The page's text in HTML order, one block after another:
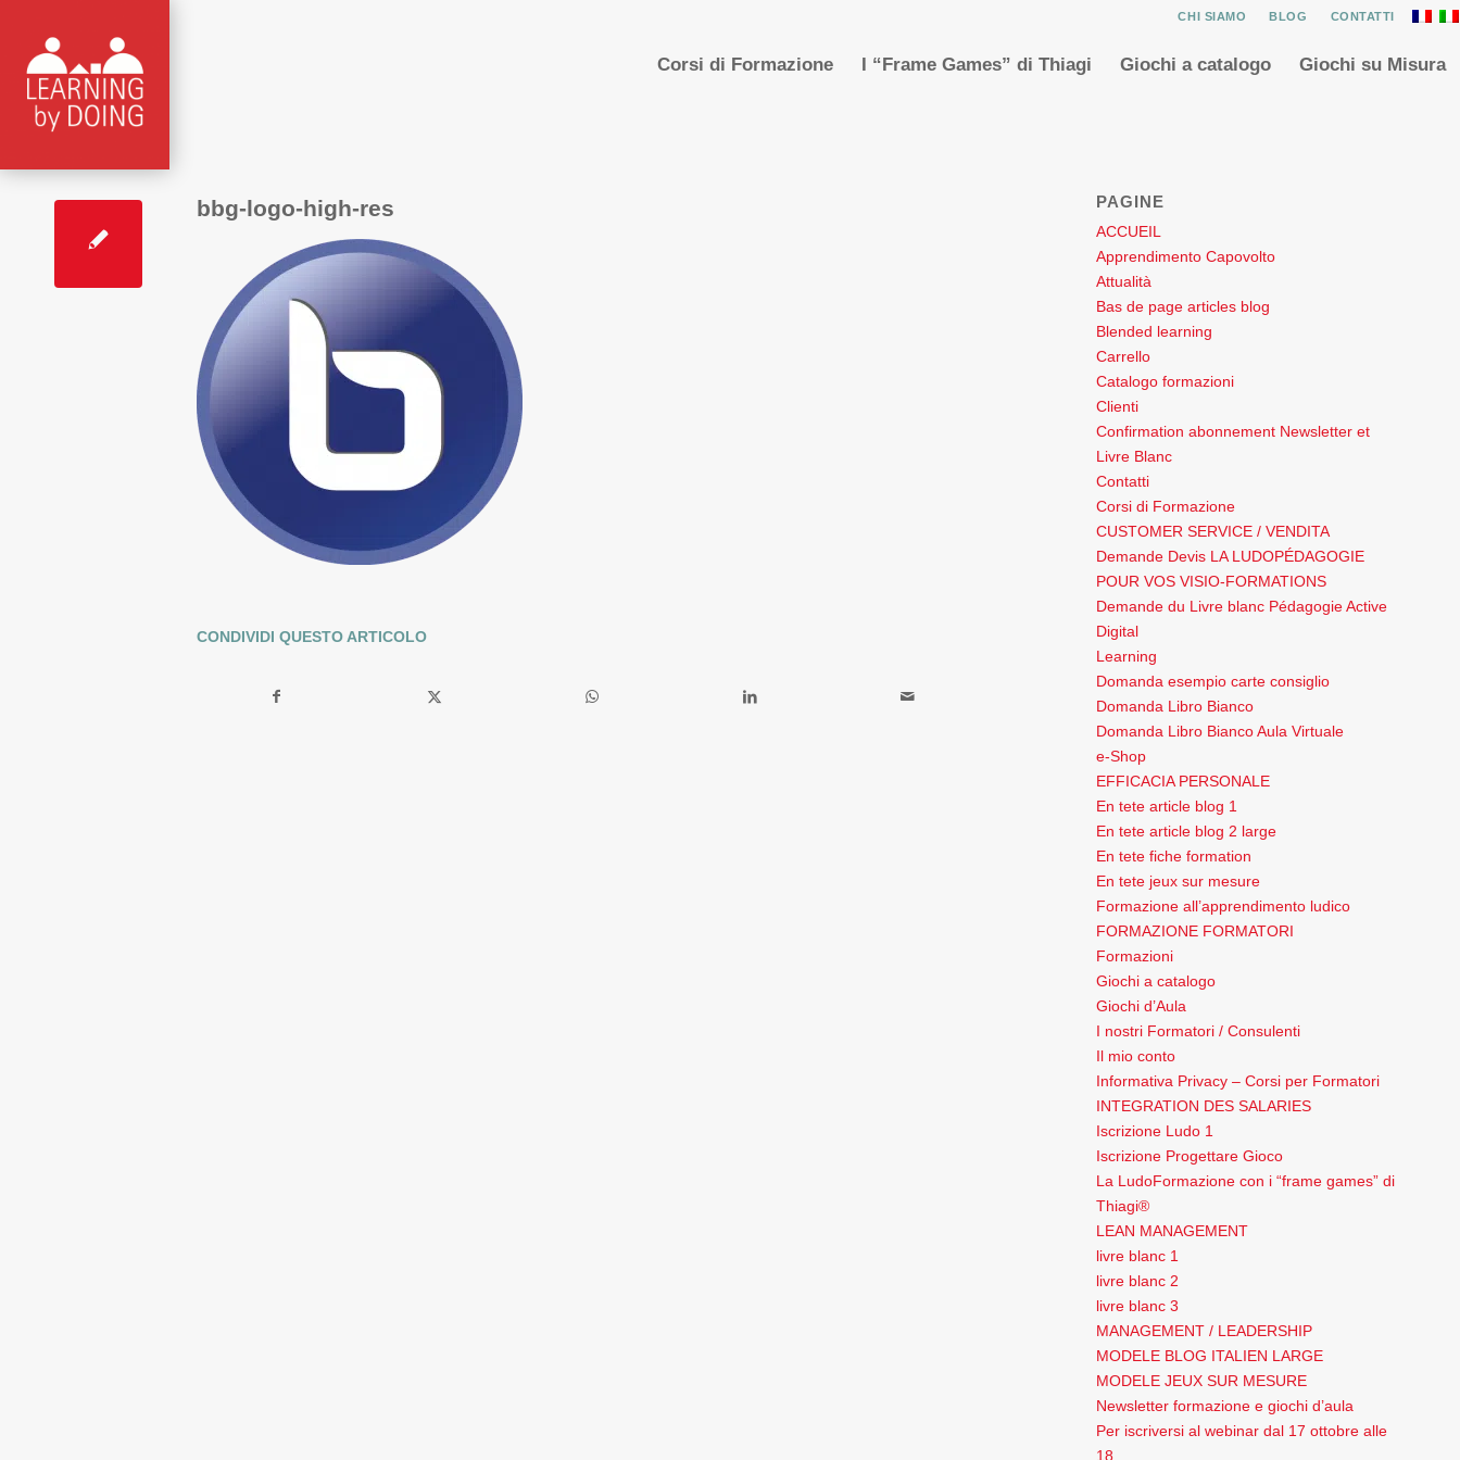
CHI SIAMO BLOG CONTATTI
Corsi di Formazione I “Frame Games” di Thiagi Giochi a catalogo Giochi su Misura
bbg-logo-high-res
CONDIVIDI QUESTO ARTICOLO
PAGINE
ACCUEIL
Apprendimento Capovolto
Attualità
Bas de page articles blog
Blended learning
Carrello
Catalogo formazioni
Clienti
Confirmation abonnement Newsletter et
Livre Blanc
Contatti
Corsi di Formazione
CUSTOMER SERVICE / VENDITA
Demande Devis LA LUDOPÉDAGOGIE
POUR VOS VISIO-FORMATIONS
Demande du Livre blanc Pédagogie Active
Digital
Learning
Domanda esempio carte consiglio
Domanda Libro Bianco
Domanda Libro Bianco Aula Virtuale
e-Shop
EFFICACIA PERSONALE
En tete article blog 1
En tete article blog 2 large
En tete fiche formation
En tete jeux sur mesure
Formazione all’apprendimento ludico
FORMAZIONE FORMATORI
Formazioni
Giochi a catalogo
Giochi d’Aula
I nostri Formatori / Consulenti
Il mio conto
Informativa Privacy – Corsi per Formatori
INTEGRATION DES SALARIES
Iscrizione Ludo 1
Iscrizione Progettare Gioco
La LudoFormazione con i “frame games” di
Thiagi®
LEAN MANAGEMENT
livre blanc 1
livre blanc 2
livre blanc 3
MANAGEMENT / LEADERSHIP
MODELE BLOG ITALIEN LARGE
MODELE JEUX SUR MESURE
Newsletter formazione e giochi d’aula
Per iscriversi al webinar dal 17 ottobre alle
18